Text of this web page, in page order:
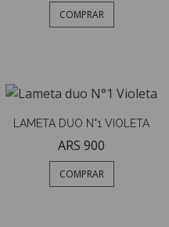
COMPRAR
LAMETA DUO N°1 VIOLETA
ARS 900
COMPRAR